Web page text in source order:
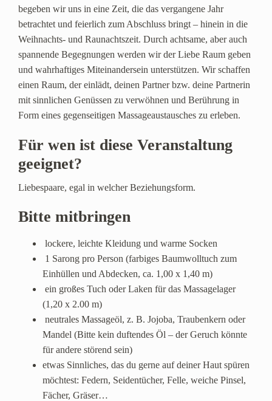
begeben wir uns in eine Zeit, die das vergangene Jahr
betrachtet und feierlich zum Abschluss bringt – hinein in die
Weihnachts- und Raunachtszeit. Durch achtsame, aber auch
spannende Begegnungen werden wir der Liebe Raum geben
und wahrhaftiges Miteinandersein unterstützen. Wir schaffen
einen Raum, der einlädt, deinen Partner bzw. deine Partnerin
mit sinnlichen Genüssen zu verwöhnen und Berührung in
Form eines gegenseitigen Massageaustausches zu erleben.
Für wen ist diese Veranstaltung
geeignet?
Liebespaare, egal in welcher Beziehungsform.
Bitte mitbringen
lockere, leichte Kleidung und warme Socken
1 Sarong pro Person (farbiges Baumwolltuch zum
Einhüllen und Abdecken, ca. 1,00 x 1,40 m)
ein großes Tuch oder Laken für das Massagelager
(1,20 x 2.00 m)
neutrales Massageöl, z. B. Jojoba, Traubenkern oder
Mandel (Bitte kein duftendes Öl – der Geruch könnte
für andere störend sein)
etwas Sinnliches, das du gerne auf deiner Haut spüren
möchtest: Federn, Seidentücher, Felle, weiche Pinsel,
Fächer, Gräser…